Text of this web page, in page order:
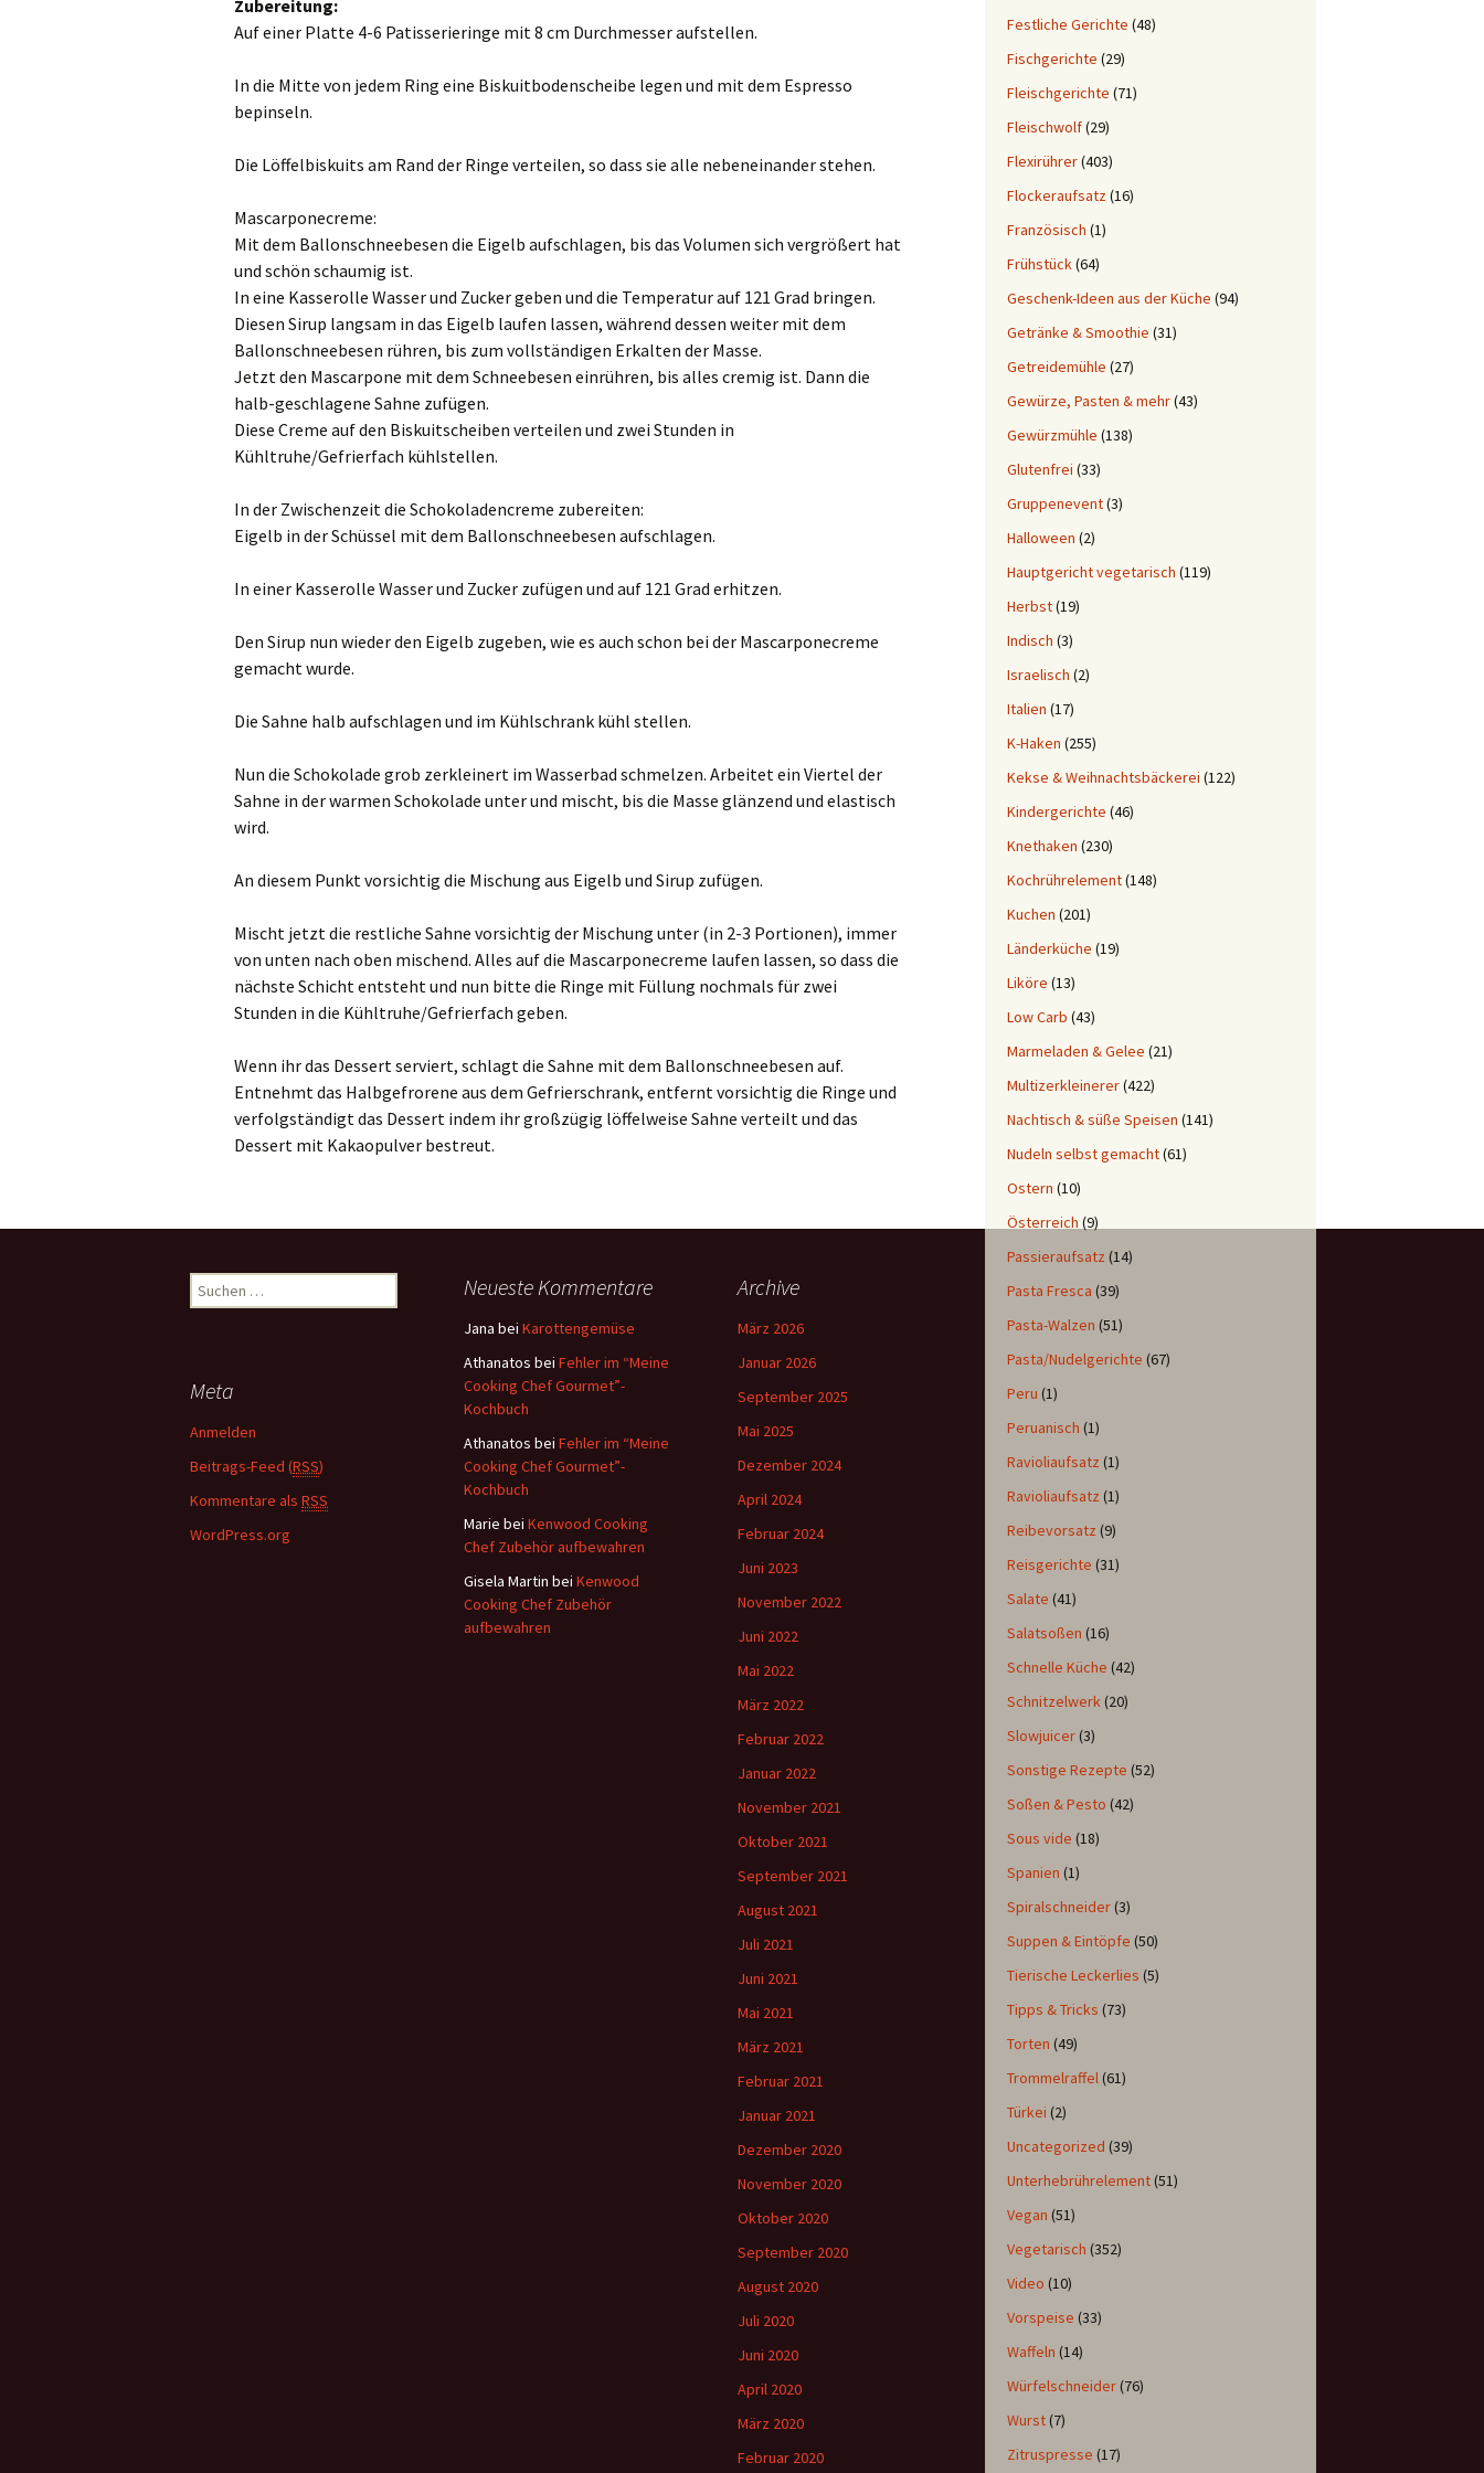
Zubereitung:
Auf einer Platte 4-6 Patisserieringe mit 8 cm Durchmesser aufstellen.
In die Mitte von jedem Ring eine Biskuitbodenscheibe legen und mit dem Espresso
bepinseln.
Die Löffelbiskuits am Rand der Ringe verteilen, so dass sie alle nebeneinander stehen.
Mascarponecreme:
Mit dem Ballonschneebesen die Eigelb aufschlagen, bis das Volumen sich vergrößert hat
und schön schaumig ist.
In eine Kasserolle Wasser und Zucker geben und die Temperatur auf 121 Grad bringen.
Diesen Sirup langsam in das Eigelb laufen lassen, während dessen weiter mit dem
Ballonschneebesen rühren, bis zum vollständigen Erkalten der Masse.
Jetzt den Mascarpone mit dem Schneebesen einrühren, bis alles cremig ist. Dann die
halb-geschlagene Sahne zufügen.
Diese Creme auf den Biskuitscheiben verteilen und zwei Stunden in
Kühltruhe/Gefrierfach kühlstellen.
In der Zwischenzeit die Schokoladencreme zubereiten:
Eigelb in der Schüssel mit dem Ballonschneebesen aufschlagen.
In einer Kasserolle Wasser und Zucker zufügen und auf 121 Grad erhitzen.
Den Sirup nun wieder den Eigelb zugeben, wie es auch schon bei der Mascarponecreme
gemacht wurde.
Die Sahne halb aufschlagen und im Kühlschrank kühl stellen.
Nun die Schokolade grob zerkleinert im Wasserbad schmelzen. Arbeitet ein Viertel der
Sahne in der warmen Schokolade unter und mischt, bis die Masse glänzend und elastisch
wird.
An diesem Punkt vorsichtig die Mischung aus Eigelb und Sirup zufügen.
Mischt jetzt die restliche Sahne vorsichtig der Mischung unter (in 2-3 Portionen), immer
von unten nach oben mischend. Alles auf die Mascarponecreme laufen lassen, so dass die
nächste Schicht entsteht und nun bitte die Ringe mit Füllung nochmals für zwei
Stunden in die Kühltruhe/Gefrierfach geben.
Wenn ihr das Dessert serviert, schlagt die Sahne mit dem Ballonschneebesen auf.
Entnehmt das Halbgefrorene aus dem Gefrierschrank, entfernt vorsichtig die Ringe und
verfolgständigt das Dessert indem ihr großzügig löffelweise Sahne verteilt und das
Dessert mit Kakaopulver bestreut.
Festliche Gerichte (48)
Fischgerichte (29)
Fleischgerichte (71)
Fleischwolf(29)
Flexirührer(403)
Flockeraufsatz(16)
Französisch (1)
Frühstück(64)
Geschenk-Ideen aus der Küche (94)
Getränke & Smoothie (31)
Getreidemühle (27)
Gewürze, Pasten & mehr(43)
Gewürzmühle (138)
Glutenfrei (33)
Gruppenevent(3)
Halloween (2)
Hauptgericht vegetarisch (119)
Herbst(19)
Indisch (3)
Israelisch (2)
Italien (17)
K-Haken (255)
Kekse & Weihnachtsbäckerei (122)
Kindergerichte (46)
Knethaken (230)
Kochrührelement(148)
Kuchen (201)
Länderküche (19)
Liköre (13)
Low Carb (43)
Marmeladen & Gelee (21)
Multizerkleinerer(422)
Nachtisch & süße Speisen (141)
Nudeln selbst gemacht(61)
Ostern (10)
Österreich (9)
Passieraufsatz (14)
Pasta Fresca (39)
Pasta-Walzen (51)
Pasta/Nudelgerichte (67)
Peru (1)
Peruanisch (1)
Ravioliaufsatz (1)
Ravioliaufsatz (1)
Reibevorsatz (9)
Reisgerichte (31)
Salate (41)
Salatsoßen (16)
Schnelle Küche (42)
Schnitzelwerk(20)
Slowjuicer(3)
Sonstige Rezepte (52)
Soßen & Pesto (42)
Sous vide (18)
Spanien (1)
Spiralschneider(3)
Suppen & Eintöpfe (50)
Tierische Leckerlies (5)
Tipps & Tricks (73)
Torten (49)
Trommelraffel(61)
Türkei (2)
Uncategorized (39)
Unterhebrührelement(51)
Vegan (51)
Vegetarisch (352)
Video (10)
Vorspeise (33)
Waffeln (14)
Würfelschneider(76)
Wurst(7)
Zitruspresse (17)
u
n
a
h
:
Neueste Kommentare
Jana bei Karottengemüse
Athanatos bei Fehler im “Meine
Cooking Chef Gourmet”-
Kochbuch
Athanatos bei Fehler im “Meine
Cooking Chef Gourmet”-
Kochbuch
Marie bei Kenwood Cooking
Chef Zubehör aufbewahren
Gisela Martin bei Kenwood
Cooking Chef Zubehör
aufbewahren
Archive
März 2026
Januar 2026
September 2025
Mai 2025
Dezember 2024
April 2024
Februar 2024
Juni 2023
November 2022
Juni 2022
Mai 2022
März 2022
Februar 2022
Januar 2022
November 2021
Oktober 2021
September 2021
August 2021
Juli 2021
Juni 2021
Mai 2021
März 2021
Februar 2021
Januar 2021
Dezember 2020
November 2020
Oktober 2020
September 2020
August 2020
Juli 2020
Juni 2020
April 2020
März 2020
Februar 2020
Meta
Anmelden
Beitrags-Feed (RSS)
Kommentare als RSS
WordPress.org